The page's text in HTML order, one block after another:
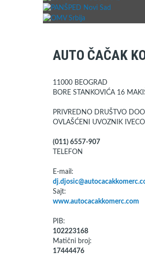
AUTO ČAČAK
11000 BEOGRAD
BORE STANKOVIĆA 16
PRIVREDNO DRUŠTVO
OVLAŠĆENI UVOZNIK
(011) 6557-907
TELEFON
E-mail:
Sajt:
www.autocacakkomerc.com
PIB:
102223168
Matični broj:
17444476